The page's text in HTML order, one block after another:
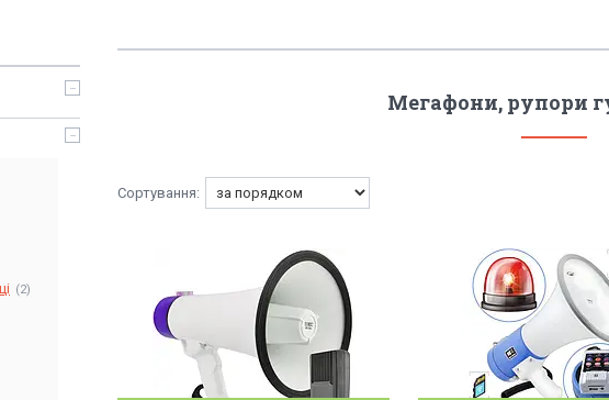
Мегафони, рупори
2